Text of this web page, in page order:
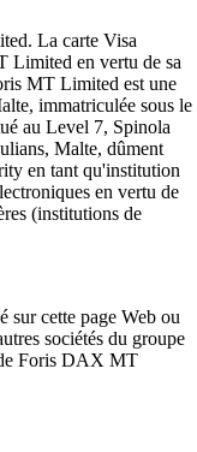
La carte Visa
Limited en vertu de sa
MT Limited est une
immatriculée sous le
au Level 7, Spinola
Malte, dûment
en tant qu'institution
en vertu de
(institutions de
sur cette page Web ou
sociétés du groupe
de Foris DAX MT